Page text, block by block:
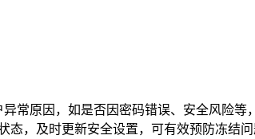
常原因，如是否因密码错误、安全风险等
，及时更新安全设置，可有效预防冻结